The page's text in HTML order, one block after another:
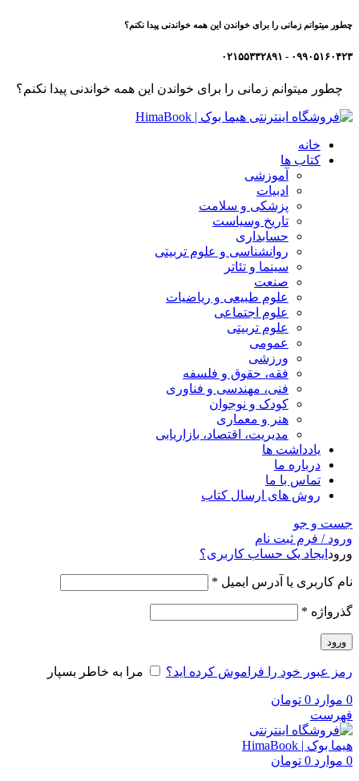
چطور میتوانم زمانی را برای خواندن این همه خواندنی پیدا نکنم؟
۰۹۹۰۵۱۶۰۴۲۳ - ۰۲۱۵۵۳۳۲۸۹۱
چطور میتوانم زمانی را برای خواندن این همه خواندنی پیدا نکنم؟
خانه
کتاب ها
آموزشی
ادبیات
پزشکی و سلامت
تاریخ وسیاست
حسابداری
روانشناسی و علوم تربیتی
سینما و تئاتر
صنعت
علوم طبیعی و ریاضیات
علوم اجتماعی
علوم تربیتی
عمومی
ورزشی
فقه، حقوق و فلسفه
فنی، مهندسی و فناوری
کودک و نوجوان
هنر و معماری
مدیریت، اقتصاد، بازاریابی
یادداشت ها
درباره ما
تماس با ما
روش های ارسال کتاب
جست و جو
ورود / فرم ثبت نام
ورود ایجاد یک حساب کاربری؟
نام کاربری یا آدرس ایمیل *
گذرواژه *
ورود
رمز عبور خود را فراموش کرده اید؟ مرا به خاطر بسپار
0 موارد 0 تومان
فهرست
0 موارد 0 تومان